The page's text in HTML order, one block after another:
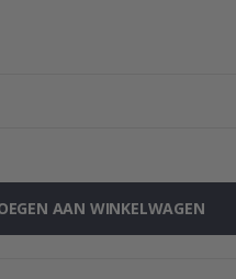
AAN WINKELWAGEN